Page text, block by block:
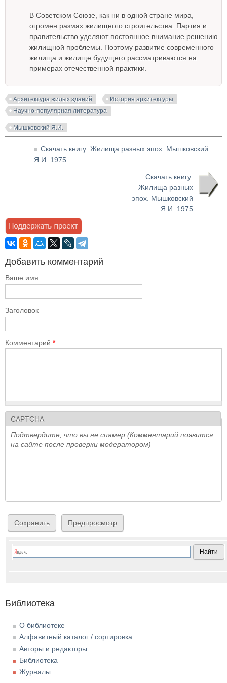
В Советском Союзе, как ни в одной стране мира,
огромен размах жилищного строительства. Партия и
правительство уделяют постоянное внимание решению
жилищной проблемы. Поэтому развитие современного
жилища и жилище будущего рассматриваются на
примерах отечественной практики.
Архитектура жилых зданий
История архитектуры
Научно-популярная литература
Мышковский Я.И.
Скачать книгу: Жилища разных эпох. Мышковский
Я.И. 1975
Скачать книгу:
Жилища разных
эпох. Мышковский
Я.И. 1975
Добавить комментарий
Ваше имя
Заголовок
Комментарий *
CAPTCHA
Подтвердите, что вы не спамер (Комментарий появится
на сайте после проверки модератором)
Библиотека
О библиотеке
Алфавитный каталог / сортировка
Авторы и редакторы
Библиотека
Журналы